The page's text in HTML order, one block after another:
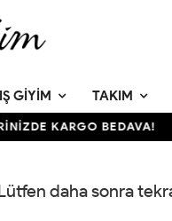
GIYIM TAKIM
KARGO BEDAVA!
daha sonra